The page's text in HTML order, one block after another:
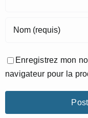
Enregistrez mon
navigateur pour la